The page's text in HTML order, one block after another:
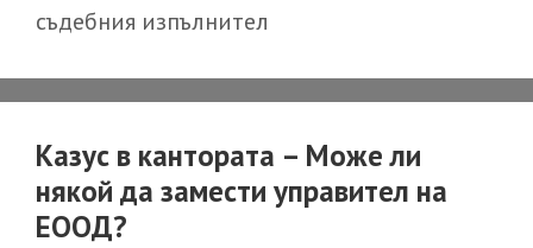
действия,
след
съдебния изпълнител
Казус в кантората – Може ли
някой да замести управител на
ЕООД?